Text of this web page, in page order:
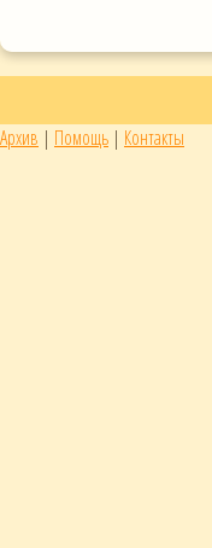
Архив | Помощь | Контакты